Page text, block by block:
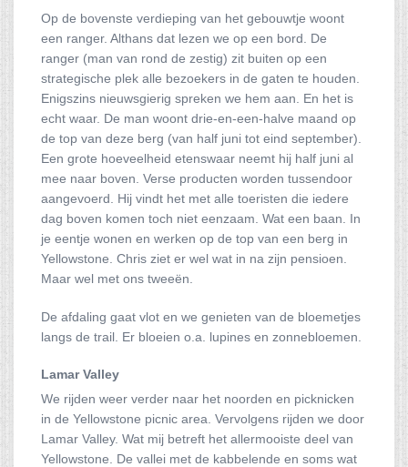
Op de bovenste verdieping van het gebouwtje woont
een ranger. Althans dat lezen we op een bord. De
ranger (man van rond de zestig) zit buiten op een
strategische plek alle bezoekers in de gaten te houden.
Enigszins nieuwsgierig spreken we hem aan. En het is
echt waar. De man woont drie-en-een-halve maand op
de top van deze berg (van half juni tot eind september).
Een grote hoeveelheid etenswaar neemt hij half juni al
mee naar boven. Verse producten worden tussendoor
aangevoerd. Hij vindt het met alle toeristen die iedere
dag boven komen toch niet eenzaam. Wat een baan. In
je eentje wonen en werken op de top van een berg in
Yellowstone. Chris ziet er wel wat in na zijn pensioen.
Maar wel met ons tweeën.
De afdaling gaat vlot en we genieten van de bloemetjes
langs de trail. Er bloeien o.a. lupines en zonnebloemen.
Lamar Valley
We rijden weer verder naar het noorden en picknicken
in de Yellowstone picnic area. Vervolgens rijden we door
Lamar Valley. Wat mij betreft het allermooiste deel van
Yellowstone. De vallei met de kabbelende en soms wat